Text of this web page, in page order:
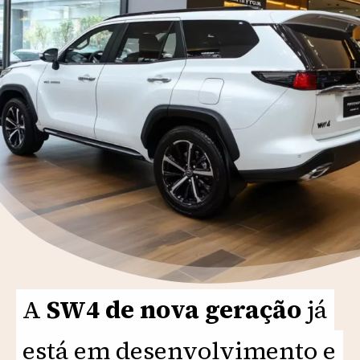
A SW4 de nova geraçãojá
está em desenvolvimento e
A SW4 de nova geraçãojá
está em desenvolvimento e